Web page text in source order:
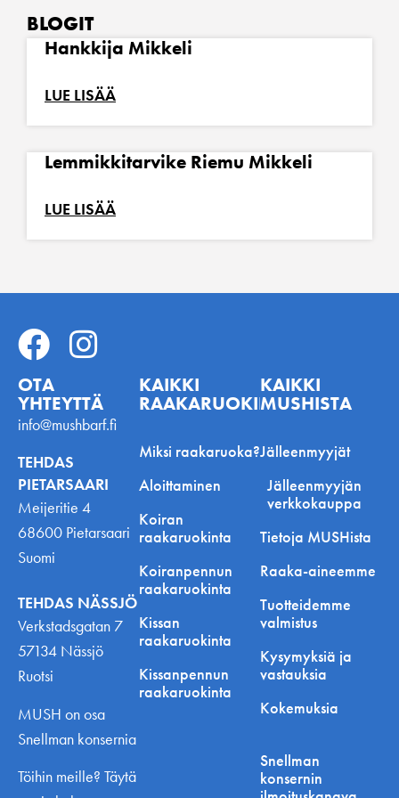
BLOGIT
Hankkija Mikkeli
LUE LISÄÄ
Lemmikkitarvike Riemu Mikkeli
LUE LISÄÄ
OTA
YHTEYTTÄ
info@mushbarf.fi
TEHDAS
PIETARSAARI
Meijeritie 4
68600 Pietarsaari
Suomi
TEHDAS NÄSSJÖ
Verkstadsgatan 7
57134 Nässjö
Ruotsi
MUSH on osa
Snellman konsernia
Töihin meille? Täytä
KAIKKI
RAAKARUOKINNASTA
Miksi raakaruoka?
Aloittaminen
Koiran
raakaruokinta
Koiranpennun
raakaruokinta
Kissan
raakaruokinta
Kissanpennun
raakaruokinta
KAIKKI
MUSHISTA
Jälleenmyyjät
Jälleenmyyjän
verkkokauppa
Tietoja MUSHista
Raaka-aineemme
Tuotteidemme
valmistus
Kysymyksiä ja
vastauksia
Kokemuksia
Snellman
konsernin